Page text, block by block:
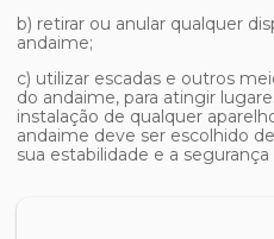
b) retirar ou anular qualquer
andaime;
c) utilizar escadas e outros
do andaime, para atingir
instalação de qualquer
andaime deve ser escolhido
sua estabilidade e a